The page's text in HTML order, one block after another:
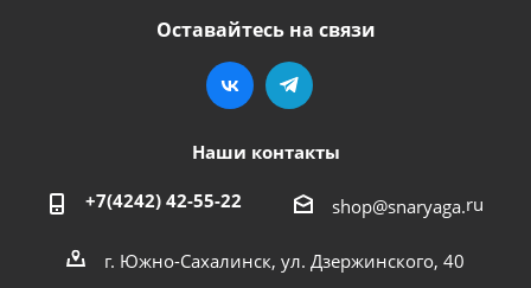
Оставайтесь на связи
Наши контакты
+7(4242) 42-55-22 shop@snaryaga.ru
г. Южно-Сахалинск, ул. Дзержинского, 40